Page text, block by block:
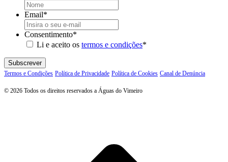
Email*
Consentimento*
Li e aceito os termos e condições*
Subscrever
Termos e Condições Política de Privacidade Política de Cookies Canal de Denúncia
© 2026 Todos os direitos reservados a Águas do Vimeiro